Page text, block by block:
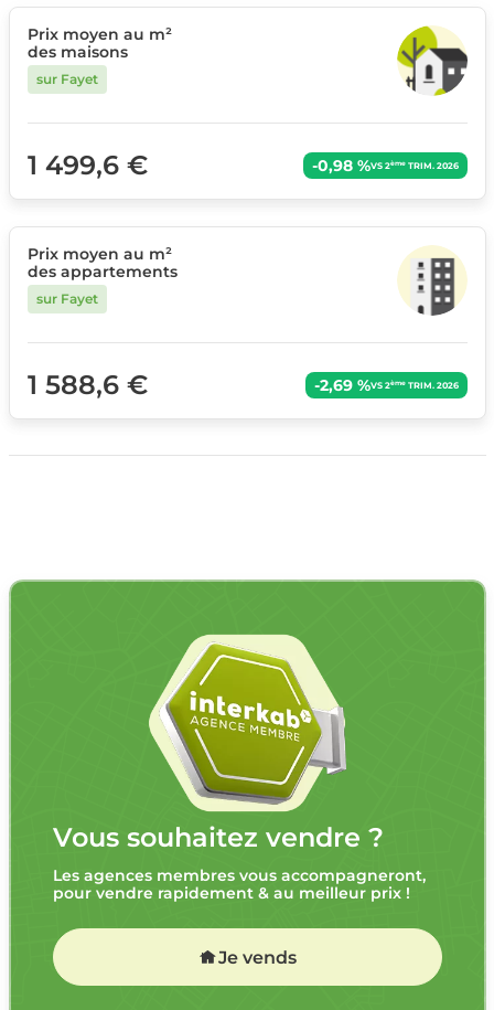
Prix moyen au m²
des maisons
sur Fayet
1 499,6 € -0,98 %VS 2èmeTRIM. 2026
Prix moyen au m²
des appartements
sur Fayet
1 588,6 € -2,69 %VS 2èmeTRIM. 2026
Vous souhaitez vendre ?
Les agences membres vous accompagneront,
pour vendre rapidement & au meilleur prix !
Je vends